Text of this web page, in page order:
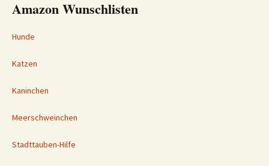
Amazon Wunschlisten
Hunde
Katzen
Kaninchen
Meerschweinchen
Stadttauben-Hilfe